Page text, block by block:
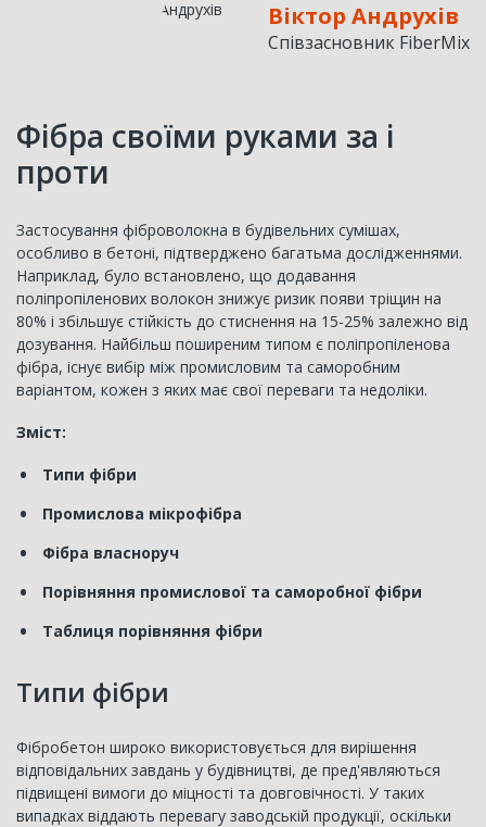
Віктор Андрухів
Співзасновник FiberMix
Фібра своїми руками за і
проти
Застосування фіброволокна в будівельних сумішах,
особливо в бетоні, підтверджено багатьма дослідженнями.
Наприклад, було встановлено, що додавання
поліпропіленових волокон знижує ризик появи тріщин на
80% і збільшує стійкість до стиснення на 15-25% залежно від
дозування. Найбільш поширеним типом є поліпропіленова
фібра, існує вибір між промисловим та саморобним
варіантом, кожен з яких має свої переваги та недоліки.
Зміст:
Типи фібри
Промислова мікрофібра
Фібра власноруч
Порівняння промислової та саморобної фібри
Таблиця порівняння фібри
Типи фібри
Фібробетон широко використовується для вирішення
відповідальних завдань у будівництві, де пред'являються
підвищені вимоги до міцності та довговічності. У таких
випадках віддають перевагу заводській продукції, оскільки